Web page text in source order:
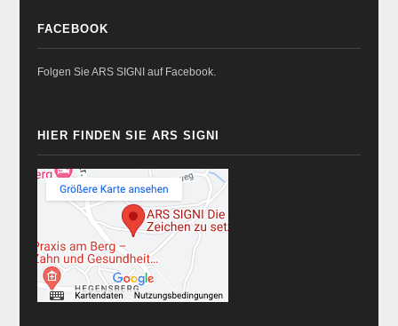
FACEBOOK
Folgen Sie ARS SIGNI auf Facebook.
HIER FINDEN SIE ARS SIGNI